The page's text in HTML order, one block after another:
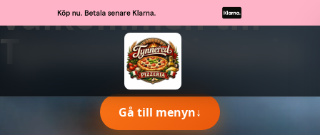
Välkommen till
Tynnered Pizzeria
Gå till menyn↓